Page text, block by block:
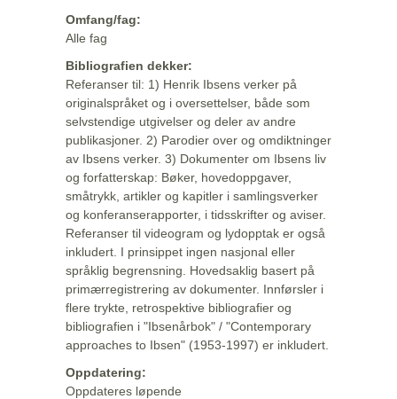
Omfang/fag:
Alle fag
Bibliografien dekker:
Referanser til: 1) Henrik Ibsens verker på
originalspråket og i oversettelser, både som
selvstendige utgivelser og deler av andre
publikasjoner. 2) Parodier over og omdiktninger
av Ibsens verker. 3) Dokumenter om Ibsens liv
og forfatterskap: Bøker, hovedoppgaver,
småtrykk, artikler og kapitler i samlingsverker
og konferanserapporter, i tidsskrifter og aviser.
Referanser til videogram og lydopptak er også
inkludert. I prinsippet ingen nasjonal eller
språklig begrensning. Hovedsaklig basert på
primærregistrering av dokumenter. Innførsler i
flere trykte, retrospektive bibliografier og
bibliografien i "Ibsenårbok" / "Contemporary
approaches to Ibsen" (1953-1997) er inkludert.
Oppdatering:
Oppdateres løpende